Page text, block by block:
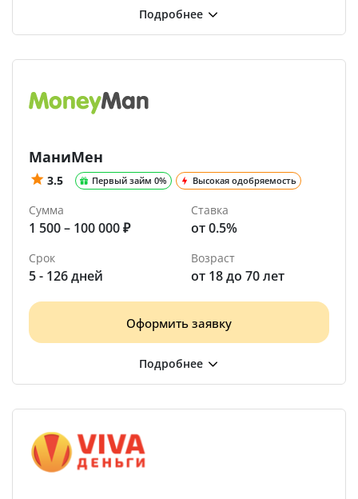
МаниМен
3.5 Первый займ 0% Высокая одобряемость
Сумма
1 500 – 100 000 ₽
Ставка
от 0.5%
Срок
5 - 126 дней
Возраст
от 18 до 70 лет
Оформить заявку